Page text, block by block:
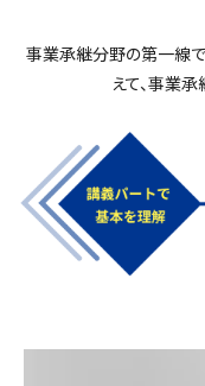
事業承継分野の第一線
えて、事業